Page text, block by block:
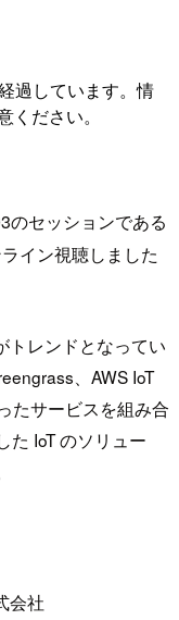
過しています。情
ださい。
のセッションである
イン視聴しました
トレンドとなってい
、AWS IoT
たサービスを組み合
た IoT のソリュー
会社